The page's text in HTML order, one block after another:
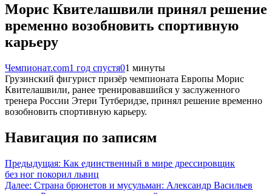
Морис Квителашвили принял решение
временно возобновить спортивную
карьеру
Чемпионат.com1 год спустя01 минуты
Грузинский фигурист призёр чемпионата Европы Морис
Квителашвили, ранее тренировавшийся у заслуженного
тренера России Этери Тутберидзе, принял решение временно
возобновить спортивную карьеру.
Навигация по записям
Предыдущая: Как единственный в мире дрессировщик
без ног покорил львиц
Далее: Страна брюнетов и мусульман: Александр Васильев